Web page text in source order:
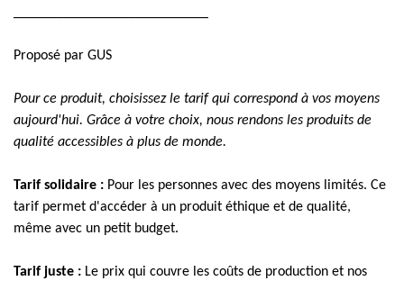
Proposé par GUS
Pour ce produit, choisissez le tarif qui correspond à vos moyens
aujourd'hui. Grâce à votre choix, nous rendons les produits de
qualité accessibles à plus de monde.
Tarif solidaire : Pour les personnes avec des moyens limités. Ce
tarif permet d'accéder à un produit éthique et de qualité,
même avec un petit budget.
Tarif juste : Le prix qui couvre les coûts de production et nos